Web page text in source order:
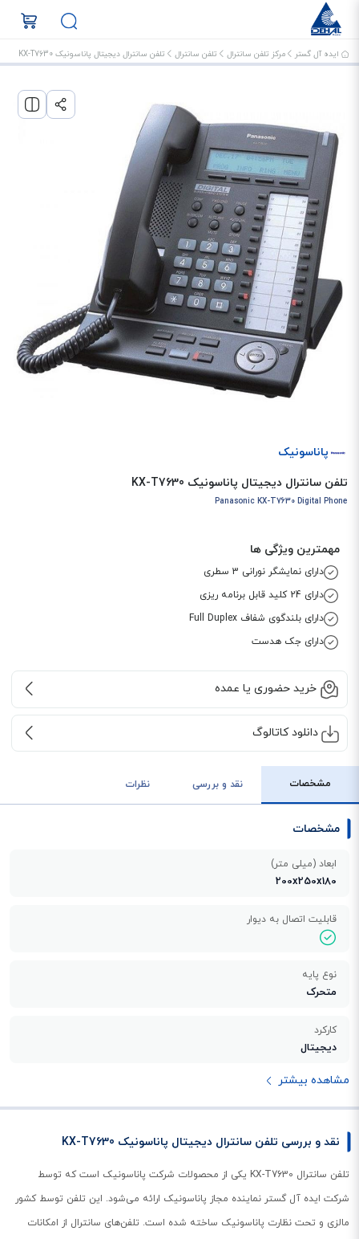
ایده آل گستر مرکز تلفن سانترال تلفن سانترال تلفن سانترال دیجیتال پاناسونیک KX-T7630
پاناسونیک
تلفن سانترال دیجیتال پاناسونیک KX-T7630
Panasonic KX-T7630 Digital Phone
مهمترین ویژگی ها
دارای نمایشگر نورانی 3 سطری
دارای 24 کلید قابل برنامه ریزی
دارای بلندگوی شفاف Full Duplex
دارای جک هدست
خرید حضوری یا عمده
دانلود کاتالوگ
مشخصات نقد و بررسی نظرات
مشخصات
ابعاد (میلی متر)
200x250x180
قابلیت اتصال به دیوار
نوع پایه
متحرک
کارکرد
دیجیتال
مشاهده بیشتر
نقد و بررسی تلفن سانترال دیجیتال پاناسونیک KX-T7630
تلفن سانترال KX-T7630 یکی از محصولات شرکت پاناسونیک است که توسط
شرکت ایده آل گستر نماینده مجاز پاناسونیک ارائه می‌شود. این تلفن توسط کشور
مالزی و تحت نظارت پاناسونیک ساخته شده است. تلفن‌های سانترال از امکانات